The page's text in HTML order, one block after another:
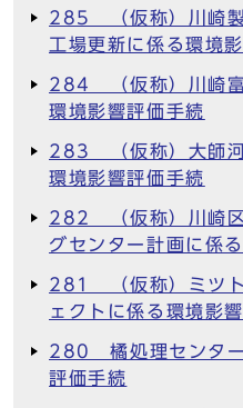
285 （仮称）川崎製
工場更新に係る環境
284 （仮称）川崎富
環境影響評価手続
283 （仮称）大師河
環境影響評価手続
282 （仮称）川崎区
グセンター計画に係
281 （仮称）ミツト
ェクトに係る環境影
280 橘処理センター
評価手続